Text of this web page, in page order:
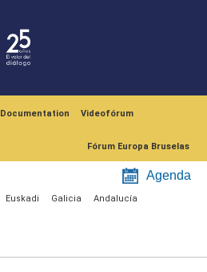
Documentation Videofórum
Fórum Europa Bruselas
Agenda
Euskadi Galicia Andalucía